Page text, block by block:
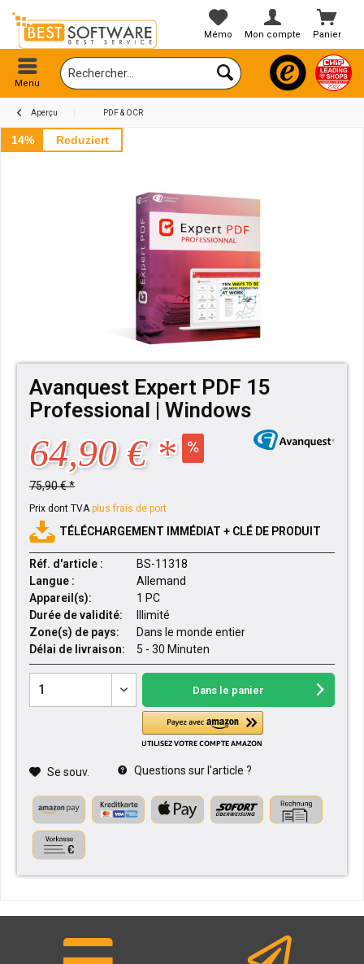
Panier
Mémo Mon compte
Menu
Aperçu PDF & OCR
14% Reduziert
Avanquest Expert PDF 15
Professional | Windows
64,90 € *
75,90 € *
Prix dont TVAplus frais de port
TÉLÉCHARGEMENT IMMÉDIAT + CLÉ DE PRODUIT
Réf. d'article :
BS-11318
Langue :
Allemand
Appareil(s):
1 PC
Durée de validité:
Illimité
Zone(s) de pays:
Dans le monde entier
Délai de livraison:
5 - 30 Minuten
Dans le panier
Se souv. Questions sur l'article ?